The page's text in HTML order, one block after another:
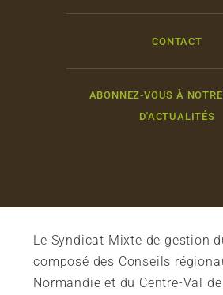
CONTACT
ABONNEZ-VOUS À
D'ACTUALITÉS
Le Syndicat Mixte de gestion
composé des Conseils
Normandie et du Centre-Val